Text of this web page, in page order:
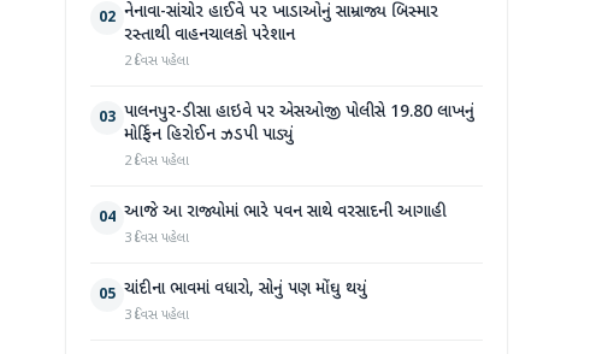
02 નેનાવા-સાંચોર હાઈવે પર ખાડાઓનું સામ્રાજ્ય બિસ્માર
રસ્તાથી વાહનચાલકો પરેશાન
2 દિવસ પહેલા
03 પાલનપુર-ડીસા હાઇવે પર એસઓજી પોલીસે 19.80 લાખનું
મોર્ફિન હિરોઈન ઝડપી પાડ્યું
2 દિવસ પહેલા
04 આજે આ રાજ્યોમાં ભારે પવન સાથે વરસાદની આગાહી
3 દિવસ પહેલા
05 ચાંદીના ભાવમાં વધારો, સોનું પણ મોંઘુ થયું
3 દિવસ પહેલા